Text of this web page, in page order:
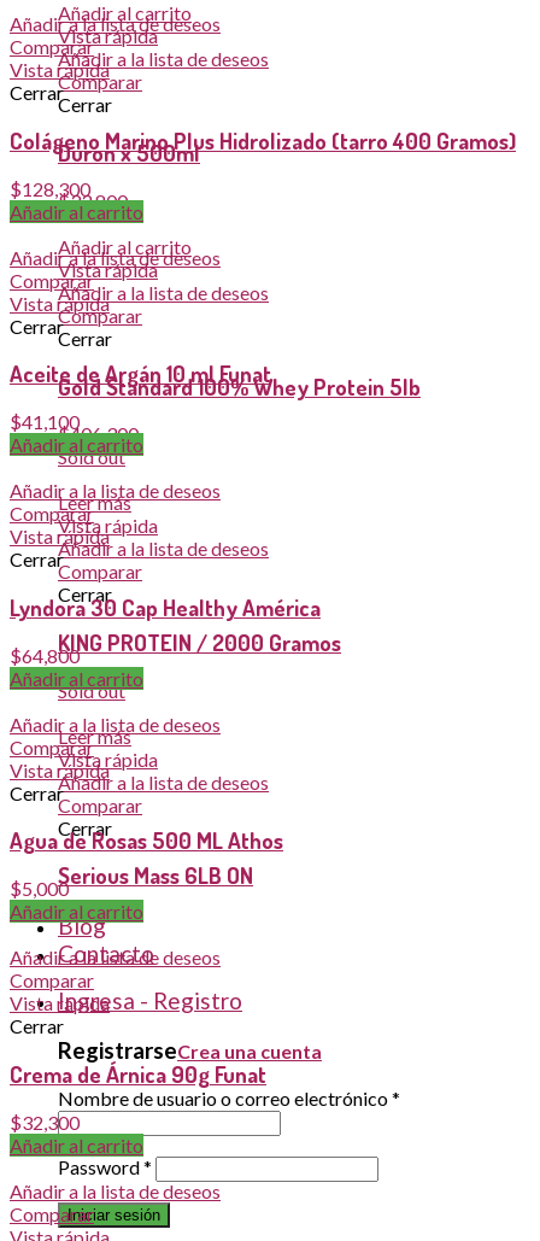
Añadir al carrito
Vista rápida
Añadir a la lista de deseos
Comparar
Cerrar
Duron x 500ml
$33,800
Añadir al carrito
Vista rápida
Añadir a la lista de deseos
Comparar
Cerrar
Gold Standard 100% Whey Protein 5lb
$406,300
Sold out
Leer más
Vista rápida
Añadir a la lista de deseos
Comparar
Cerrar
KING PROTEIN / 2000 Gramos
Sold out
Leer más
Vista rápida
Añadir a la lista de deseos
Comparar
Cerrar
Serious Mass 6LB ON
Blog
Contacto
Ingresa - Registro
RegistrarseCrea una cuenta
Nombre de usuario o correo electrónico*
Password*
Iniciar sesión
Añadir a la lista de deseos
Comparar
Vista rápida
Cerrar
Colágeno Marino Plus Hidrolizado (tarro 400 Gramos)
$128,300
Añadir al carrito
Añadir a la lista de deseos
Comparar
Vista rápida
Cerrar
Aceite de Argán 10 ml Funat
$41,100
Añadir al carrito
Añadir a la lista de deseos
Comparar
Vista rápida
Cerrar
Lyndora 30 Cap Healthy América
$64,800
Añadir al carrito
Añadir a la lista de deseos
Comparar
Vista rápida
Cerrar
Agua de Rosas 500 ML Athos
$5,000
Añadir al carrito
Añadir a la lista de deseos
Comparar
Vista rápida
Cerrar
Crema de Árnica 90g Funat
$32,300
Añadir al carrito
Añadir a la lista de deseos
Comparar
Vista rápida